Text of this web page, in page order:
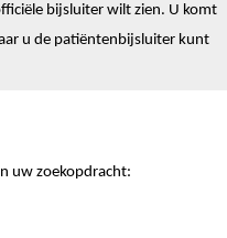
bijsluiter wilt zien. U komt
u de patiëntenbijsluiter kunt
uw zoekopdracht: